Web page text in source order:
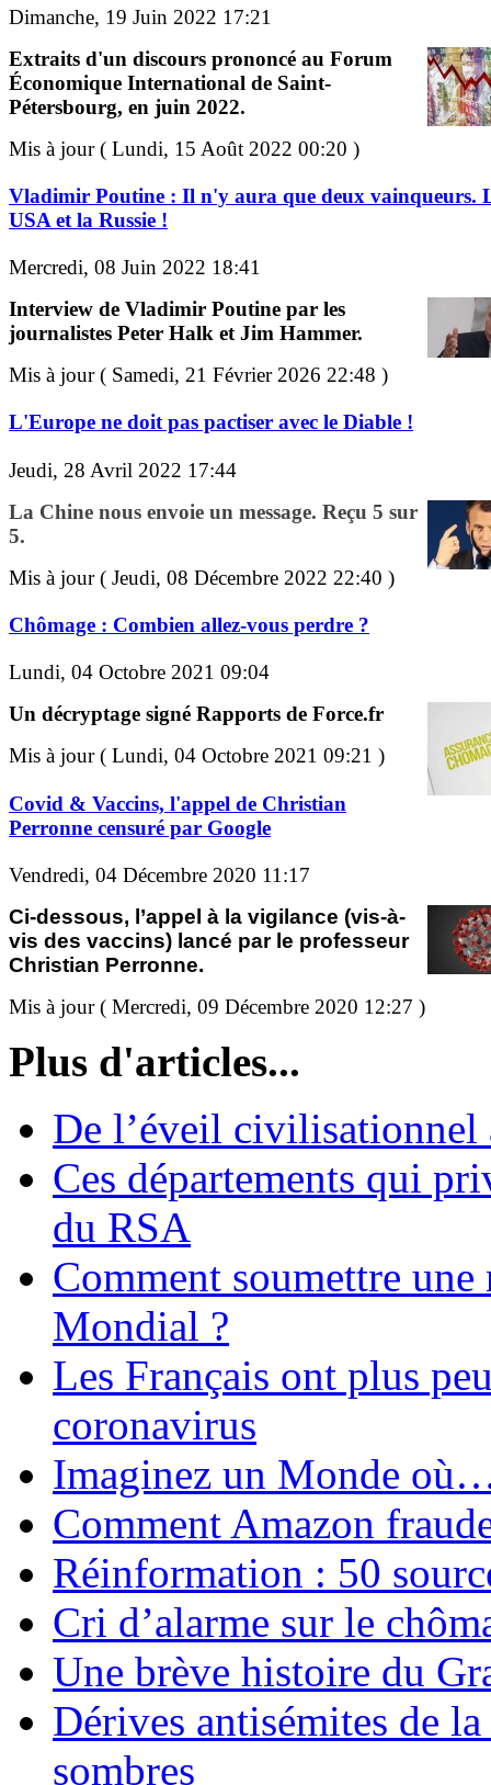
Dimanche, 19 Juin 2022 17:21
Extraits d'un discours prononcé au Forum
Économique International de Saint-
Pétersbourg, en juin 2022.
Mis à jour ( Lundi, 15 Août 2022 00:20 )
Vladimir Poutine : Il n'y aura que deux vainqueurs.
USA et la Russie !
Mercredi, 08 Juin 2022 18:41
Interview de Vladimir Poutine par les
journalistes Peter Halk et Jim Hammer.
Mis à jour ( Samedi, 21 Février 2026 22:48 )
L'Europe ne doit pas pactiser avec le Diable !
Jeudi, 28 Avril 2022 17:44
La Chine nous envoie un message. Reçu 5 sur
5.
Mis à jour ( Jeudi, 08 Décembre 2022 22:40 )
Chômage : Combien allez-vous perdre ?
Lundi, 04 Octobre 2021 09:04
Un décryptage signé Rapports de Force.fr
Mis à jour ( Lundi, 04 Octobre 2021 09:21 )
Covid & Vaccins, l'appel de Christian
Perronne censuré par Google
Vendredi, 04 Décembre 2020 11:17
Ci-dessous, l’appel à la vigilance (vis-à-
vis des vaccins) lancé par le professeur
Christian Perronne.
Mis à jour ( Mercredi, 09 Décembre 2020 12:27 )
Plus d'articles...
De l’éveil
Ces départements qui
du RSA
Comment soumettre
Mondial ?
Les Français ont plus
coronavirus
Imaginez un Monde
Comment Amazon
Réinformation : 50
Cri d’alarme sur le
Une brève histoire du
Dérives antisémites de
sombres